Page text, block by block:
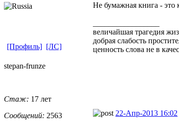
Не бумажная книга -
величайшая трагедия
добрая слабость
ценность слова не в
[Профиль] [ЛС]
stepan-frunz​e
Стаж: 17 лет
Сообщений: 2563 22-Апр-2013 16:02